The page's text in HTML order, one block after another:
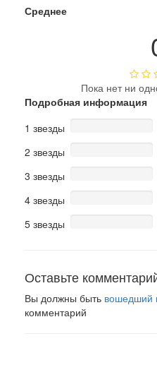
Среднее
Пока нет ни
Подробная информация
1 звезды
2 звезды
3 звезды
4 звезды
5 звезды
Оставьте
Вы должны быть вошедший
комментарий